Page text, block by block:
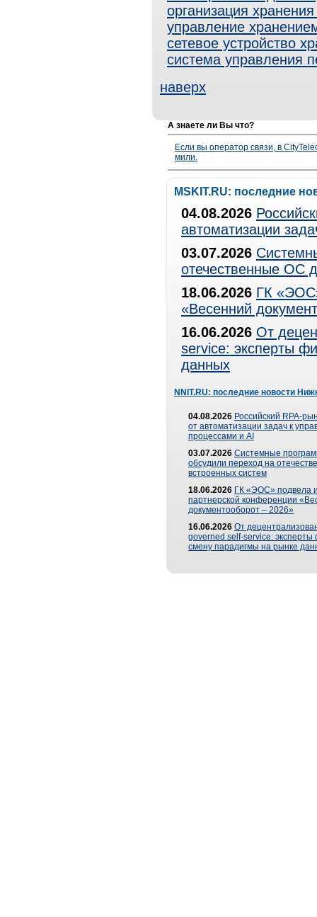
организация
управление
сетевое устройство
система управления
наверх
А знаете ли Вы что?
Если вы оператор связи, в
мили.
MSKIT.RU: последние
04.08.2026
автоматизации
03.07.2026
отечественные ОС
18.06.2026 ГК
«Весенний
16.06.2026 От
service: эксперты
данных
NNIT.RU: последние новости
04.08.2026 Российский RPA-
от автоматизации задач к
процессами и AI
03.07.2026 Системные
обсудили переход на
встроенных систем
18.06.2026 ГК «ЭОС» подвела
партнерской конференции
документооборот – 2026»
16.06.2026 От
governed self-service: эксперты
смену парадигмы на рынке